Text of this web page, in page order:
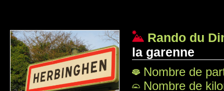
Rando du
la garenne
Nombre de
Nombre de